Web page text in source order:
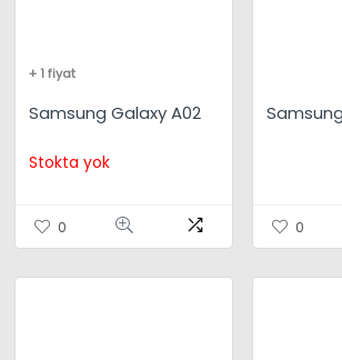
+ 1 fiyat
Samsung Galaxy A02
Stokta yok
0 0